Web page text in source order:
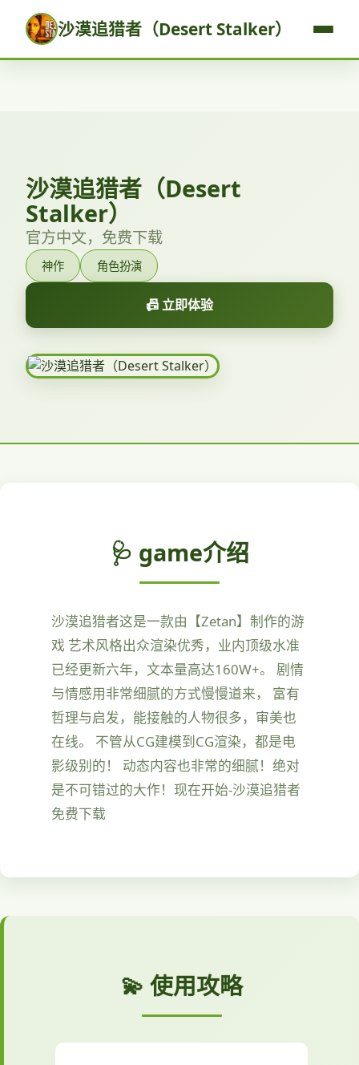
沙漠追猎者（Desert Stalker）
沙漠追猎者（Desert
Stalker）
官方中文，免费下载
神作 角色扮演
📠 立即体验
🩺 game介绍
沙漠追猎者这是一款由【Zetan】制作的游
戏 艺术风格出众渲染优秀，业内顶级水准
已经更新六年，文本量高达160W+。 剧情
与情感用非常细腻的方式慢慢道来， 富有
哲理与启发，能接触的人物很多，审美也
在线。 不管从CG建模到CG渲染，都是电
影级别的！ 动态内容也非常的细腻！绝对
是不可错过的大作！现在开始-沙漠追猎者
免费下载
💫 使用攻略